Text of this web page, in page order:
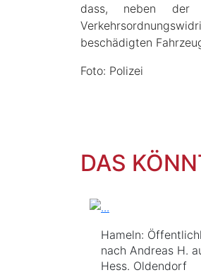
dass, neben der
beschädigten
Foto: Polizei
DAS
Hameln:
nach Andreas H.
Hess. Oldendorf